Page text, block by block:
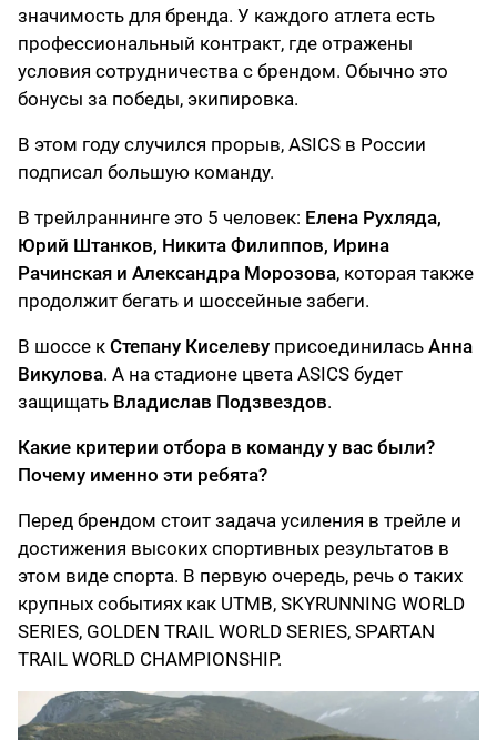
значимость для бренда. У каждого атлета есть
профессиональный контракт, где отражены
условия сотрудничества с брендом. Обычно это
бонусы за победы, экипировка.
В этом году случился прорыв, ASICS в России
подписал большую команду.
В трейлраннинге это 5 человек: Елена Рухляда,
Юрий Штанков, Никита Филиппов, Ирина
Рачинская и Александра Морозова, которая также
продолжит бегать и шоссейные забеги.
В шоссе к Степану Киселеву присоединилась Анна
Викулова. А на стадионе цвета ASICS будет
защищать Владислав Подзвездов.
Какие критерии отбора в команду у вас были?
Почему именно эти ребята?
Перед брендом стоит задача усиления в трейле и
достижения высоких спортивных результатов в
этом виде спорта. В первую очередь, речь о таких
крупных событиях как UTMB, SKYRUNNING WORLD
SERIES, GOLDEN TRAIL WORLD SERIES, SPARTAN
TRAIL WORLD CHAMPIONSHIP.